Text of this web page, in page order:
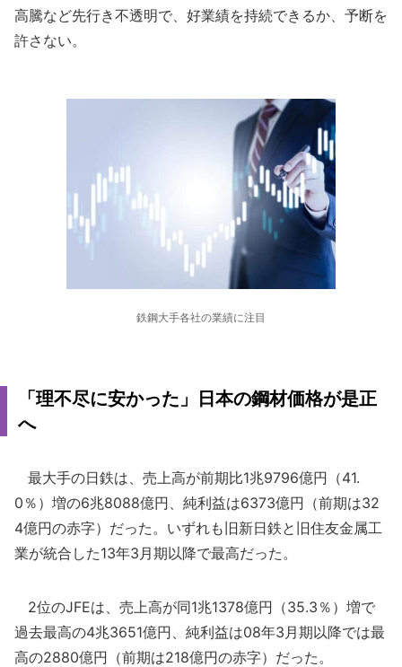
高騰など先行き不透明で、好業績を持続できるか、予断を
許さない。
鉄鋼大手各社の業績に注目
「理不尽に安かった」日本の鋼材価格が是正
へ
最大手の日鉄は、売上高が前期比1兆9796億円（41.
0％）増の6兆8088億円、純利益は6373億円（前期は32
4億円の赤字）だった。いずれも旧新日鉄と旧住友金属工
業が統合した13年3月期以降で最高だった。
2位のJFEは、売上高が同1兆1378億円（35.3％）増で
過去最高の4兆3651億円、純利益は08年3月期以降では最
高の2880億円（前期は218億円の赤字）だった。